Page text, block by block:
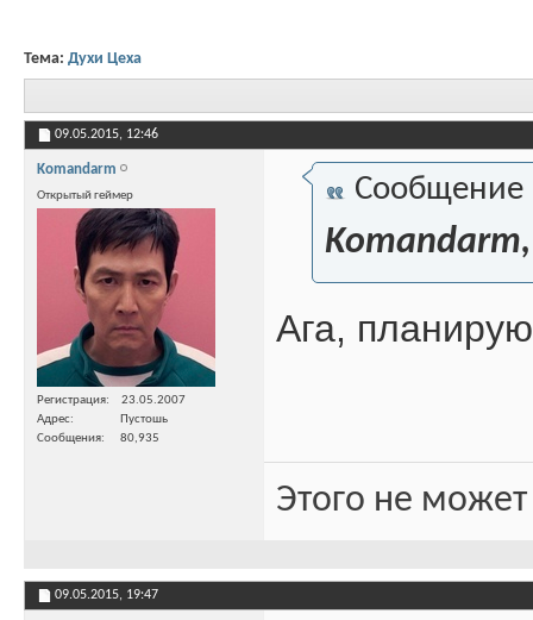
Тема: Духи Цеха
09.05.2015, 12:46
Komandarm
Открытый геймер
Регистрация
23.05.2007
Адрес
Пустошь
Сообщения
80,935
Сообщение
Komandarm,
Ага,
Этого не
09.05.2015, 19:47